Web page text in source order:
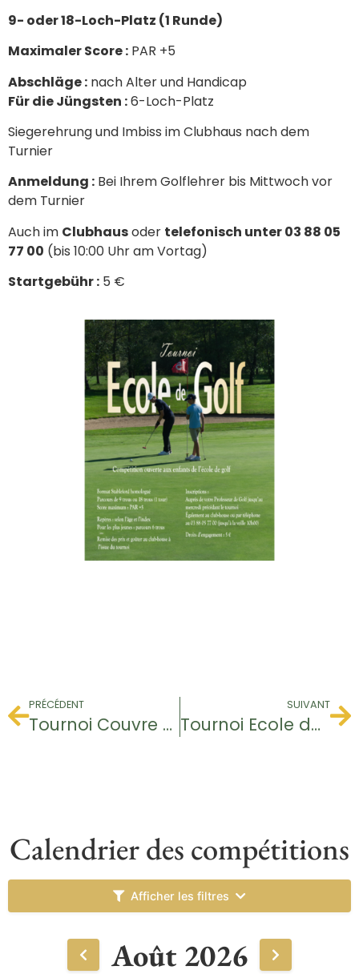
9- oder 18-Loch-Platz (1 Runde)
Maximaler Score : PAR +5
Abschläge : nach Alter und Handicap
Für die Jüngsten :6-Loch-Platz
Siegerehrung und Imbiss im Clubhaus nach dem
Turnier
Anmeldung : Bei Ihrem Golflehrer bis Mittwoch vor
dem Turnier
Auch im Clubhausoder telefonisch unter 03 88 05
77 00 (bis 10:00 Uhr am Vortag)
Startgebühr : 5 €
PRÉCÉDENT
Tournoi Couvre Feu
SUIVANT
Tournoi Ecole de Golf
Calendrier des compétitions
Afficher les filtres
Août 2026